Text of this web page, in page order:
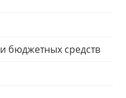
бюджетных средств